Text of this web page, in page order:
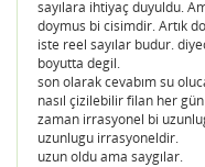
sayılara ihtiyaç duyuldu.
doymus bi cisimdir. Artık
iste reel sayılar budur.
boyutta degil.
son olarak cevabım su
nasıl çizilebilir filan her
zaman irrasyonel bi
uzunlugu irrasyoneldir.
uzun oldu ama saygılar.